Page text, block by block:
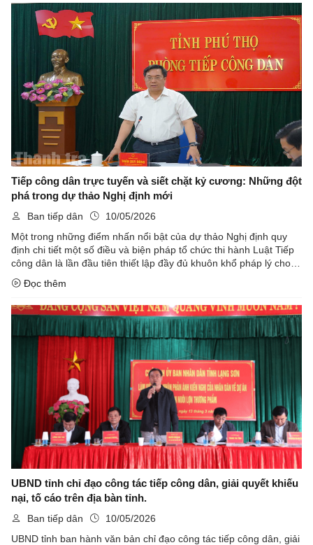
Tiếp công dân trực tuyến và siết chặt kỷ cương: Những đột
phá trong dự thảo Nghị định mới
Ban tiếp dân
10/05/2026
Một trong những điểm nhấn nổi bật của dự thảo Nghị định quy
định chi tiết một số điều và biện pháp tổ chức thi hành Luật Tiếp
công dân là lần đầu tiên thiết lập đầy đủ khuôn khổ pháp lý cho
tiếp công dân trực tuyến.
Đọc thêm
UBND tỉnh chỉ đạo công tác tiếp công dân, giải quyết khiếu
nại, tố cáo trên địa bàn tỉnh.
Ban tiếp dân
10/05/2026
UBND tỉnh ban hành văn bản chỉ đạo công tác tiếp công dân, giải